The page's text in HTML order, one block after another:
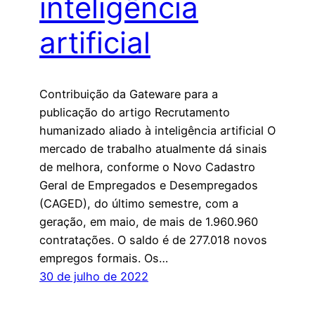
inteligência
artificial
Contribuição da Gateware para a
publicação do artigo Recrutamento
humanizado aliado à inteligência artificial O
mercado de trabalho atualmente dá sinais
de melhora, conforme o Novo Cadastro
Geral de Empregados e Desempregados
(CAGED), do último semestre, com a
geração, em maio, de mais de 1.960.960
contratações. O saldo é de 277.018 novos
empregos formais. Os…
30 de julho de 2022